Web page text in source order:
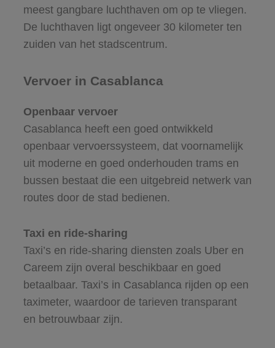
meest gangbare luchthaven om op te vliegen.
De luchthaven ligt ongeveer 30 kilometer ten
zuiden van het stadscentrum.
Vervoer in Casablanca
Openbaar vervoer
Casablanca heeft een goed ontwikkeld
openbaar vervoerssysteem, dat voornamelijk
uit moderne en goed onderhouden trams en
bussen bestaat die een uitgebreid netwerk van
routes door de stad bedienen.
Taxi en ride-sharing
Taxi’s en ride-sharing diensten zoals Uber en
Careem zijn overal beschikbaar en goed
betaalbaar. Taxi’s in Casablanca rijden op een
taximeter, waardoor de tarieven transparant
en betrouwbaar zijn.